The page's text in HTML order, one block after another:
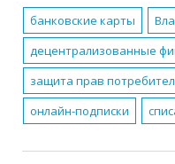
банковские карты
децентрализованные
защита прав
онлайн-подписки